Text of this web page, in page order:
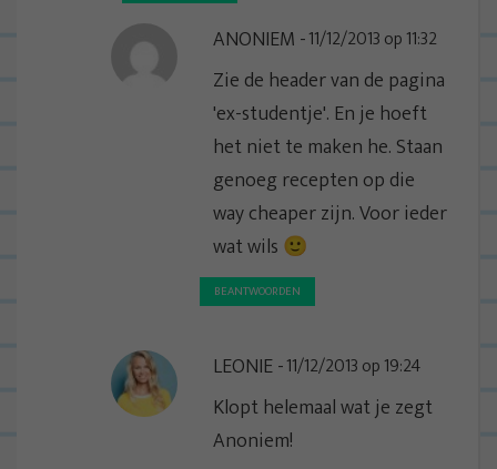
ANONIEM 11/12/2013 op 11:32
Zie de header van de pagina
'ex-studentje'. En je hoeft
het niet te maken he. Staan
genoeg recepten op die
way cheaper zijn. Voor ieder
wat wils 🙂
BEANTWOORDEN
LEONIE 11/12/2013 op 19:24
Klopt helemaal wat je zegt
Anoniem!